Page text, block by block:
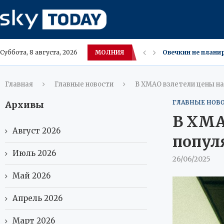
Суббота, 8 августа, 2026 МОЛНИЯ США
Московский
Лучшие места
Осенние
В Югре вахтовики
Внук Шарля де
Употребление
Оземпик‑фейс —
Главная Главные новости В ХМАО взлетели цены
ГЛАВНЫЕ
В
26/06/2025
Архивы
Август 2026
Июль 2026
Май 2026
Апрель 2026
Март 2026